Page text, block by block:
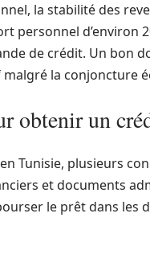
la stabilité des
personnel d’environ
de crédit. Un bon
la conjoncture
obtenir un
Tunisie, plusieurs
et documents
le prêt dans les